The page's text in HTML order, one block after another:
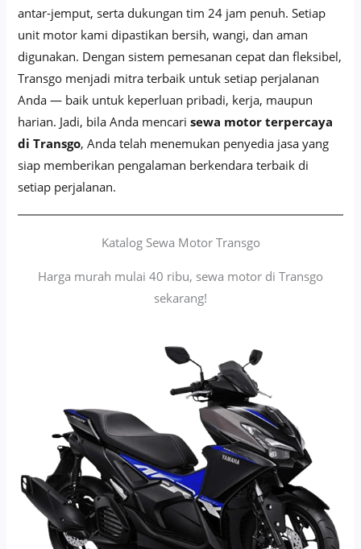
antar-jemput, serta dukungan tim 24 jam penuh. Setiap
unit motor kami dipastikan bersih, wangi, dan aman
digunakan. Dengan sistem pemesanan cepat dan fleksibel,
Transgo menjadi mitra terbaik untuk setiap perjalanan
Anda — baik untuk keperluan pribadi, kerja, maupun
harian. Jadi, bila Anda mencarisewa motor terpercaya
di Transgo, Anda telah menemukan penyedia jasa yang
siap memberikan pengalaman berkendara terbaik di
setiap perjalanan.
Katalog Sewa Motor Transgo
Harga murah mulai 40 ribu, sewa motor di Transgo
sekarang!